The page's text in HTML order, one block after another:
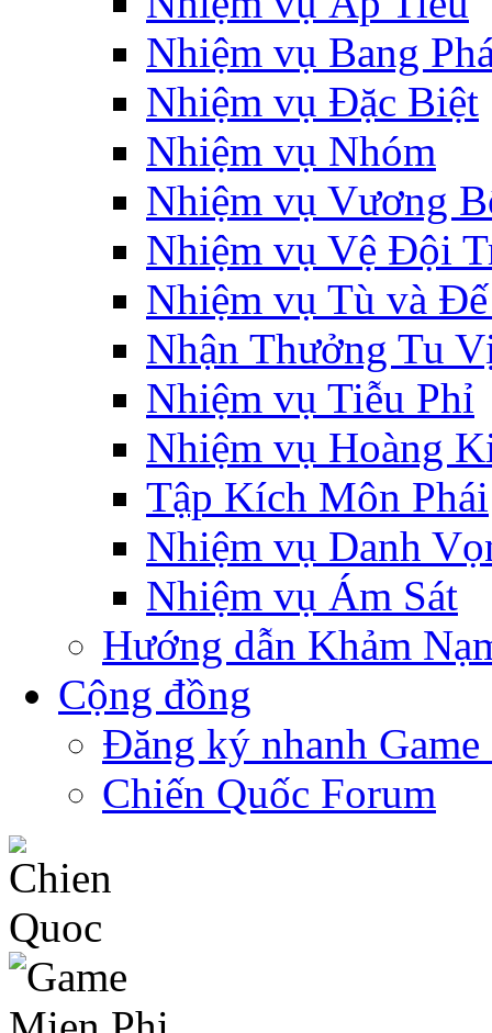
Nhiệm vụ Bang
Nhiệm vụ Đặc Biệt
Nhiệm vụ Nhóm
Nhiệm vụ Vương
Nhiệm vụ Vệ Đội
Nhiệm vụ Tù và
Nhận Thưởng Tu
Nhiệm vụ Tiễu Phỉ
Nhiệm vụ Hoàng
Tập Kích Môn Phái
Nhiệm vụ Danh
Nhiệm vụ Ám Sát
Hướng dẫn Khảm
Cộng đồng
Đăng ký nhanh
Chiến Quốc Forum